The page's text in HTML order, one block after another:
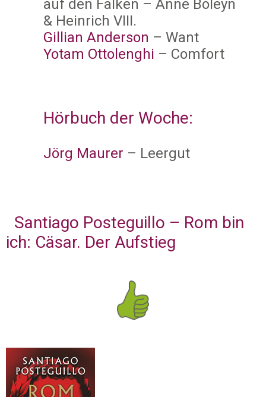
auf den Falken – Anne Boleyn
& Heinrich VIII.
Gillian Anderson – Want
Yotam Ottolenghi – Comfort
Hörbuch der Woche:
Jörg Maurer – Leergut
Santiago Posteguillo – Rom bin
ich: Cäsar. Der Aufstieg